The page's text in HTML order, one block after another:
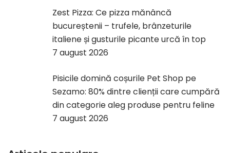
Zest Pizza: Ce pizza mănâncă
bucureștenii – trufele, brânzeturile
italiene și gusturile picante urcă în top
7 august 2026
Pisicile domină coșurile Pet Shop pe
Sezamo: 80% dintre clienții care cumpără
din categorie aleg produse pentru feline
7 august 2026